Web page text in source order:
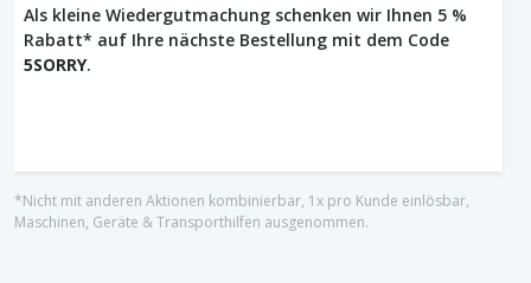
Als kleine Wiedergutmachung schenken wir Ihnen 5 %
Rabatt* auf Ihre nächste Bestellung mit dem Code
5SORRY.
*Nicht mit anderen Aktionen kombinierbar, 1x pro Kunde einlösbar,
Maschinen, Geräte & Transporthilfen ausgenommen.